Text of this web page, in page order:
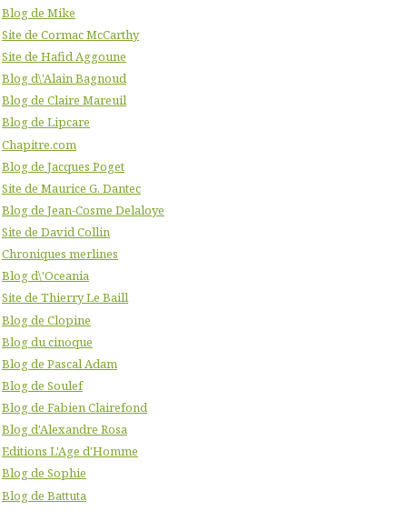
Blog de Mike
Site de Cormac McCarthy
Site de Hafid Aggoune
Blog d\'Alain Bagnoud
Blog de Claire Mareuil
Blog de Lipcare
Chapitre.com
Blog de Jacques Poget
Site de Maurice G. Dantec
Blog de Jean-Cosme Delaloye
Site de David Collin
Chroniques merlines
Blog d\'Oceania
Site de Thierry Le Baill
Blog de Clopine
Blog du cinoque
Blog de Pascal Adam
Blog de Soulef
Blog de Fabien Clairefond
Blog d'Alexandre Rosa
Editions L'Age d'Homme
Blog de Sophie
Blog de Battuta